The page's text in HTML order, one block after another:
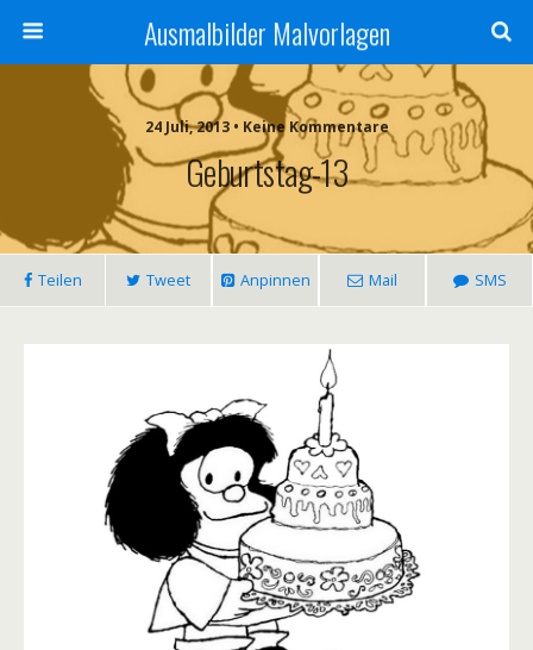
Ausmalbilder Malvorlagen
24 Juli, 2013 • Keine Kommentare
Geburtstag-13
Teilen Tweet Anpinnen Mail SMS